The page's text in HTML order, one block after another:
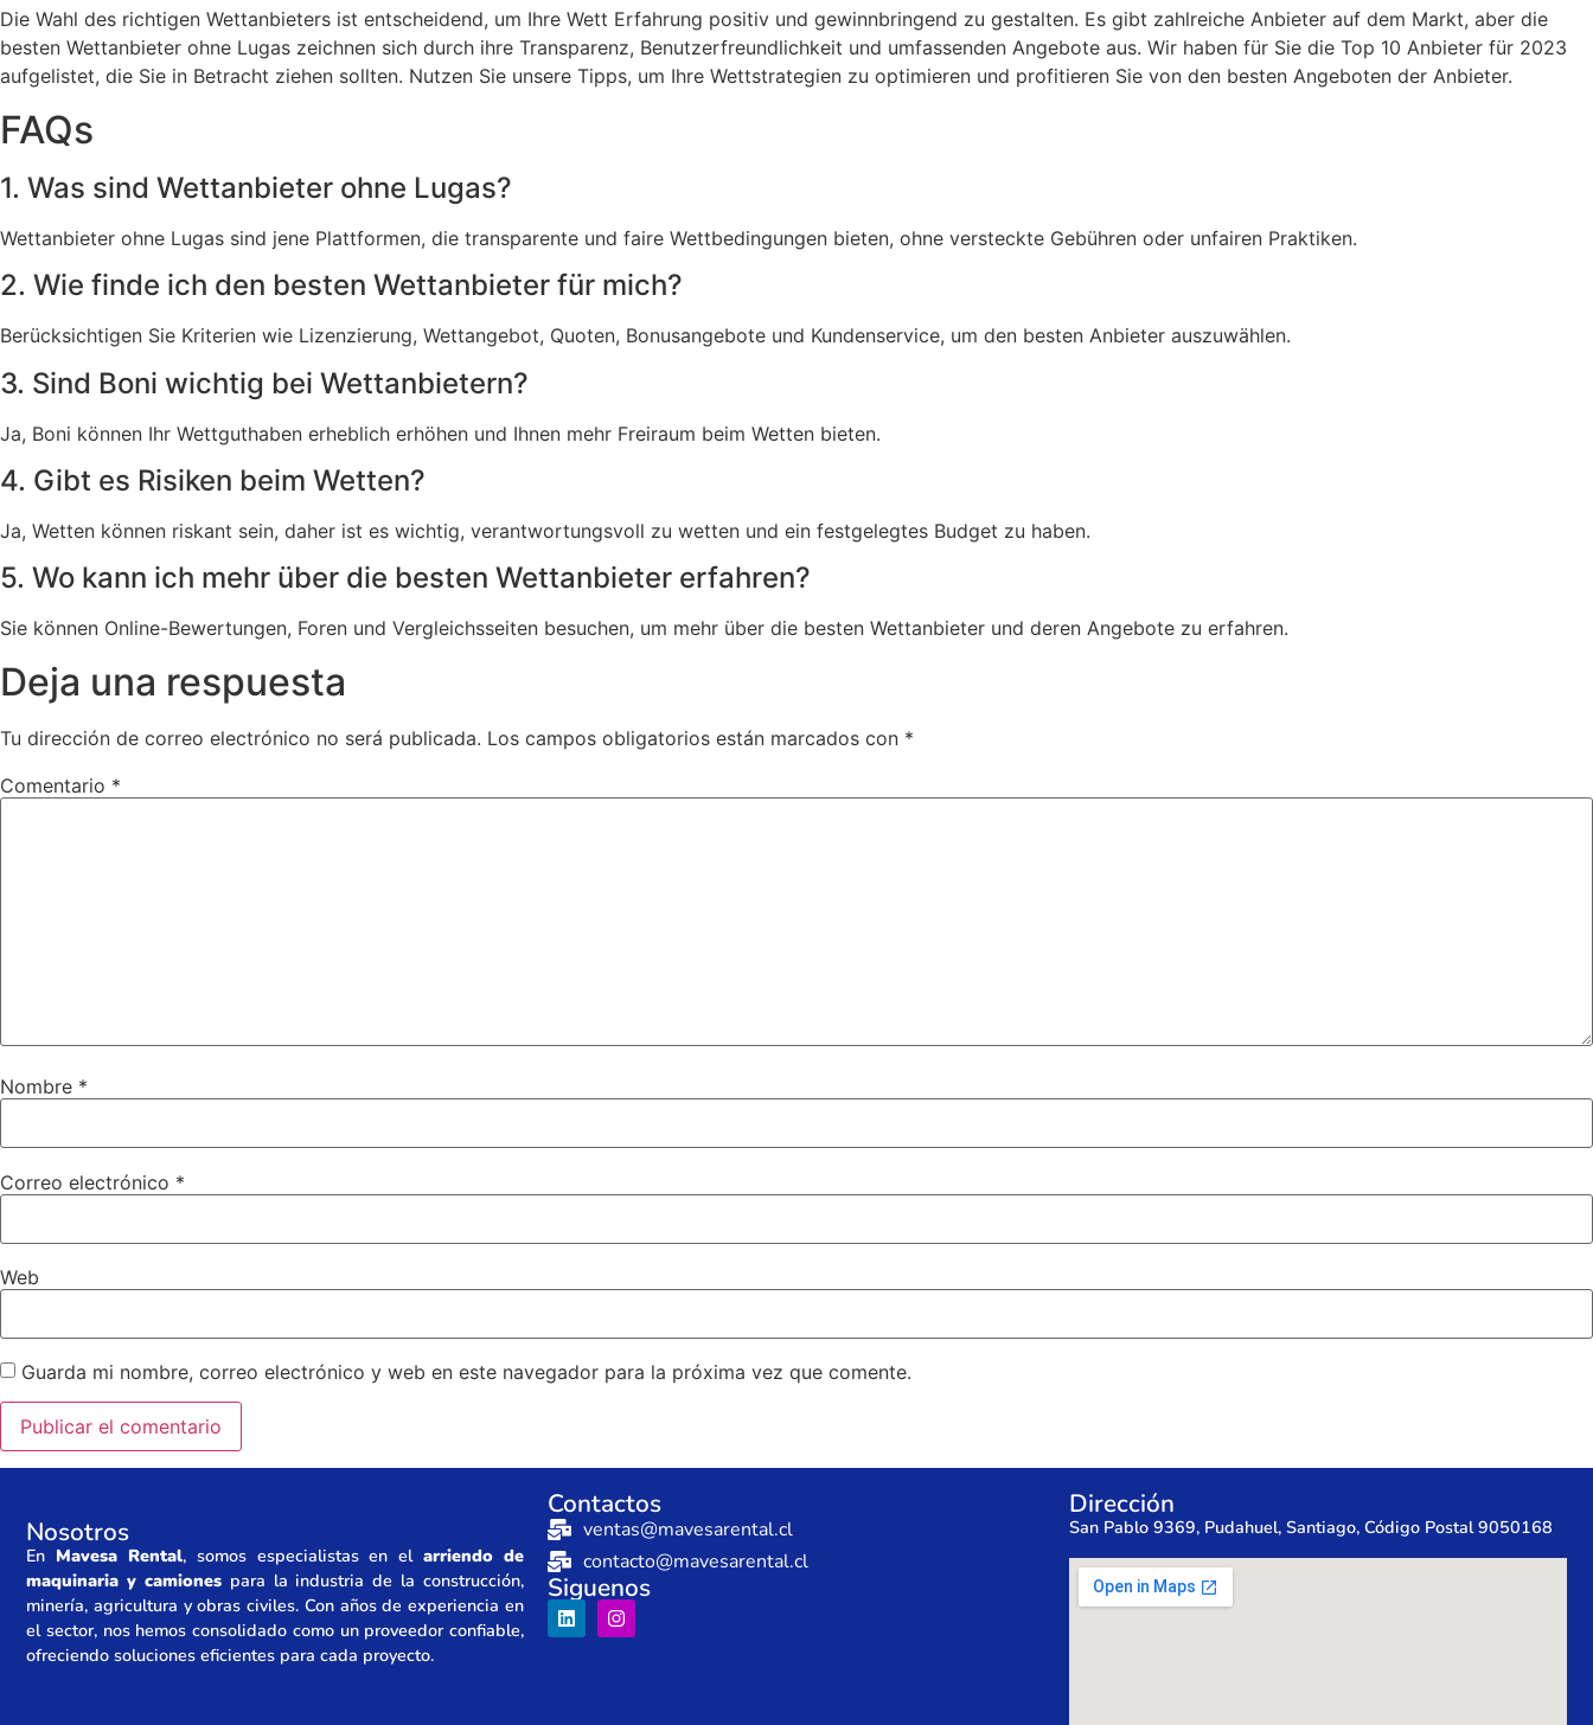
Die Wahl des richtigen Wettanbieters ist entscheidend, um Ihre Wett Erfahrung positiv und gewinnbringend zu gestalten. Es gibt zahlreiche Anbieter auf dem Markt, aber die
besten Wettanbieter ohne Lugas zeichnen sich durch ihre Transparenz, Benutzerfreundlichkeit und umfassenden Angebote aus. Wir haben für Sie die Top 10 Anbieter für 2023
aufgelistet, die Sie in Betracht ziehen sollten. Nutzen Sie unsere Tipps, um Ihre Wettstrategien zu optimieren und profitieren Sie von den besten Angeboten der Anbieter.
FAQs
1. Was sind Wettanbieter ohne Lugas?
Wettanbieter ohne Lugas sind jene Plattformen, die transparente und faire Wettbedingungen bieten, ohne versteckte Gebühren oder unfairen Praktiken.
2. Wie finde ich den besten Wettanbieter für mich?
Berücksichtigen Sie Kriterien wie Lizenzierung, Wettangebot, Quoten, Bonusangebote und Kundenservice, um den besten Anbieter auszuwählen.
3. Sind Boni wichtig bei Wettanbietern?
Ja, Boni können Ihr Wettguthaben erheblich erhöhen und Ihnen mehr Freiraum beim Wetten bieten.
4. Gibt es Risiken beim Wetten?
Ja, Wetten können riskant sein, daher ist es wichtig, verantwortungsvoll zu wetten und ein festgelegtes Budget zu haben.
5. Wo kann ich mehr über die besten Wettanbieter erfahren?
Sie können Online-Bewertungen, Foren und Vergleichsseiten besuchen, um mehr über die besten Wettanbieter und deren Angebote zu erfahren.
Deja una respuesta
Tu dirección de correo electrónico no será publicada. Los campos obligatorios están marcados con *
Comentario *
Nombre *
Correo electrónico *
Web
Guarda mi nombre, correo electrónico y web en este navegador para la próxima vez que comente.
Nosotros
En Mavesa Rental, somos especialistas en elarriendo de
maquinaria y camionespara la industria de la construcción,
minería, agricultura y obras civiles. Con años de experiencia en
el sector, nos hemos consolidado como un proveedor confiable,
ofreciendo soluciones eficientes para cada proyecto.
Contactos
ventas@mavesarental.cl
contacto@mavesarental.cl
Siguenos
Dirección
San Pablo 9369, Pudahuel, Santiago, Código Postal 9050168